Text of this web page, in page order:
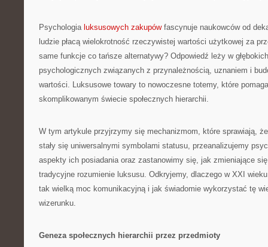
Psychologia luksusowych zakupówfascynuje naukowców od
ludzie płacą wielokrotność rzeczywistej wartości użytkowej za
same funkcje co tańsze alternatywy? Odpowiedź leży w
psychologicznych związanych z przynależnością, uznaniem i
wartości. Luksusowe towary to nowoczesne totemy, które
skomplikowanym świecie społecznych hierarchii.
W tym artykule przyjrzymy się mechanizmom, które sprawiają,
stały się uniwersalnymi symbolami statusu, przeanalizujemy
aspekty ich posiadania oraz zastanowimy się, jak zmieniające się
tradycyjne rozumienie luksusu. Odkryjemy, dlaczego w XXI
tak wielką moc komunikacyjną i jak świadomie wykorzystać tę
wizerunku.
Geneza społecznych hierarchii przez przedmioty